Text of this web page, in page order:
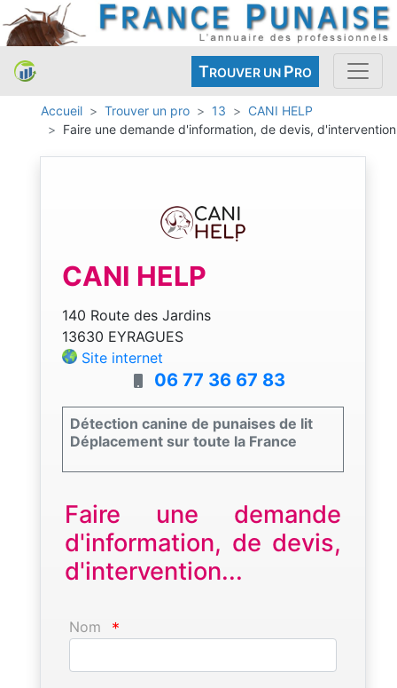
TROUVER UN PRO
Accueil Trouver un pro 13
CANI HELP
Faire une demande d'information, de devis, d'intervention
CANI HELP
140 Route des Jardins
13630 EYRAGUES
Site internet
06 77 36 67 83
Détection canine de punaises de lit
Déplacement sur toute la France
Faire une demande
d'information, de devis,
d'intervention...
Nom *